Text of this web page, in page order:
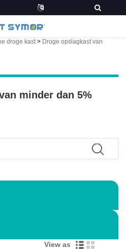
droge kast> Droge opslagkast van
minder dan 5%
View as